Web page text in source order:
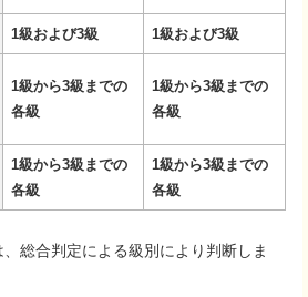
1級および3級 1級および3級
1級から3級までの
各級
1級から3級までの
各級
1級から3級までの
各級
1級から3級までの
各級
総合判定による級別により判断しま